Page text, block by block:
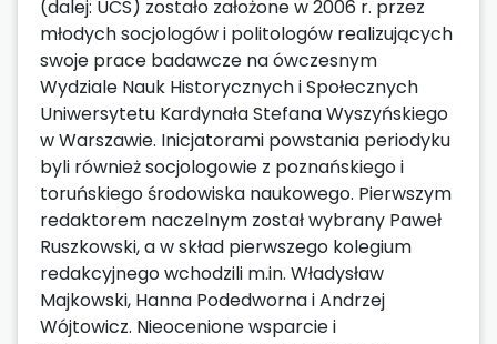
(dalej: UCS) zostało założone w 2006 r. przez
młodych socjologów i politologów realizujących
swoje prace badawcze na ówczesnym
Wydziale Nauk Historycznych i Społecznych
Uniwersytetu Kardynała Stefana Wyszyńskiego
w Warszawie. Inicjatorami powstania periodyku
byli również socjologowie z poznańskiego i
toruńskiego środowiska naukowego. Pierwszym
redaktorem naczelnym został wybrany Paweł
Ruszkowski, a w skład pierwszego kolegium
redakcyjnego wchodzili m.in. Władysław
Majkowski, Hanna Podedworna i Andrzej
Wójtowicz. Nieocenione wsparcie i